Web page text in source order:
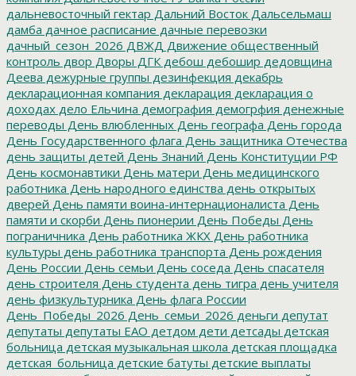
дальневосточный гектар Дальний Восток Дальсельмаш
дамба дачное расписание дачные перевозки
дачный_сезон_2026 ДВЖД Движение общественный
контроль двор Дворы ДГК дебош дебошир дедовщина
Деева дежурные группы дезинфекция декабрь
декларационная компания декларация декларация о
доходах дело Ельчина демография демогрфия денежные
переводы День влюбленных День географа День города
День Государственного флага День защитника Отечества
день защиты детей День Знаний День Конституции РФ
День космонавтики День матери День медицинского
работника День народного единства день открытых
дверей День памяти воина-интернационалиста День
памяти и скорби День пионерии День Победы День
пограничника День работника ЖКХ День работника
культуры день работника транспорта День рождения
День России День семьи День соседа День спасателя
день строителя День студента день тигра день учителя
день физкультурника День флага России
День_Победы_2026 День_семьи_2026 деньги депутат
депутаты депутаты ЕАО детдом дети детсады детская
больница детская музыкальная школа детская площадка
детская_больница детские батуты детские выплаты